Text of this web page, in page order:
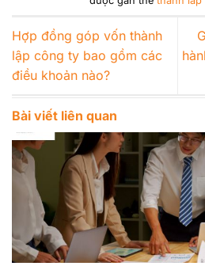
Hợp đồng góp vốn thành
lập công ty bao gồm các
điều khoản nào?
Bài viết liên quan